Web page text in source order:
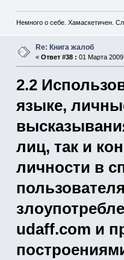
Немного о себе. Хамаскетичен.
Re: Книга жалоб
« Ответ #38 : 01 Марта
2.2
языке,
лиц, так и
личности в
udaff.com и